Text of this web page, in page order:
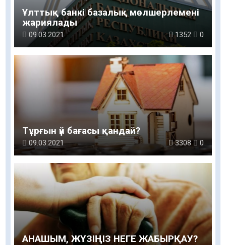
Ұлттық банкі базалық мөлшерлемені
жариялады
09.03.2021 1352 0
Тұрғын үй бағасы қандай?
09.03.2021 3308 0
АНАШЫМ, ЖҮЗІҢІЗ НЕГЕ ЖАБЫРҚАУ?